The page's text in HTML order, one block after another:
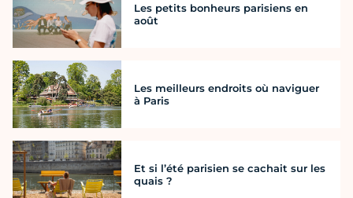
Les petits bonheurs parisiens en
août
Les meilleurs endroits où naviguer
à Paris
Et si l’été parisien se cachait sur les
quais ?